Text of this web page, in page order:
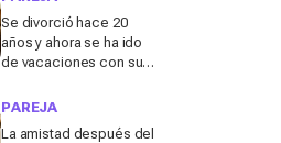
Se divorció hace 20
años y ahora se ha ido
de vacaciones con su
70 la sorprendió
PAREJA
La amistad después del